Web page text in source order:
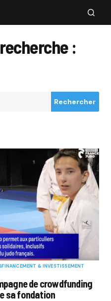
:
Rechercher
FINANCEMENT & INVESTISSEMENT
de crowdfunding
sa fondation